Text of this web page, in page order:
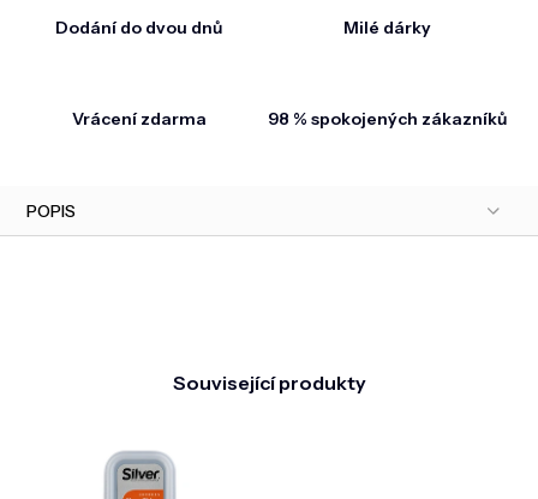
Dodání do dvou dnů Milé dárky
Vrácení zdarma 98 % spokojených zákazníků
POPIS
Související produkty